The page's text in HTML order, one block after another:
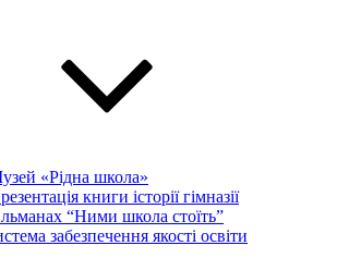
«Рідна школа»
книги історії гімназії
“Ними школа стоїть”
забезпечення якості освіти